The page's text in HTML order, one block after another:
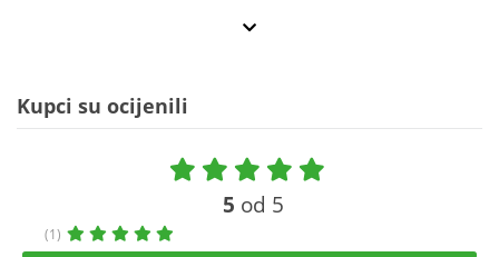
Kupci su ocijenili
5 od 5
(1)